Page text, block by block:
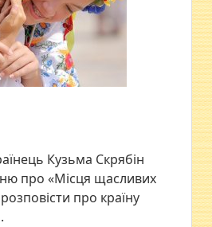
Кузьма Скрябін
про «Місця щасливих
про країну